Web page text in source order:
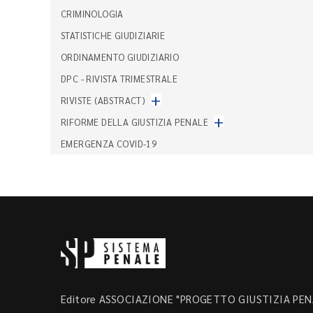
CRIMINOLOGIA
STATISTICHE GIUDIZIARIE
ORDINAMENTO GIUDIZIARIO
DPC - RIVISTA TRIMESTRALE
RIVISTE (ABSTRACT) +
RIFORME DELLA GIUSTIZIA PENALE +
EMERGENZA COVID-19
Editore ASSOCIAZIONE "PROGETTO GIUSTIZIA